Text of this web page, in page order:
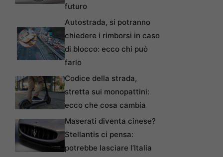
futuro
Autostrada, si potranno
chiedere i rimborsi in caso
di blocco: ecco chi può
farlo
Codice della strada,
stretta sui monopattini:
ecco che cosa cambia
Maserati diventa cinese?
Stellantis ci pensa:
potrebbe lasciare l’Italia